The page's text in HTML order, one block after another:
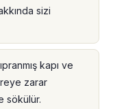
sizi
kapı ve
zarar
sökülür.